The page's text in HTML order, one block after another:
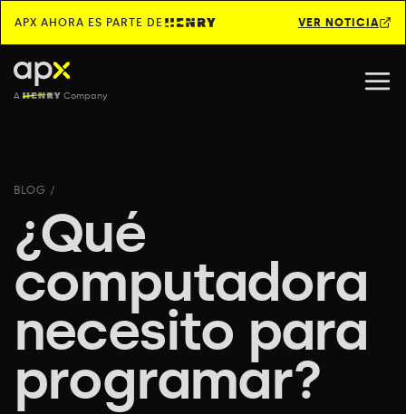
APX AHORA ES PARTE DE VER NOTICIA
A Company
BLOG /
¿Qué
computadora
necesito para
programar?